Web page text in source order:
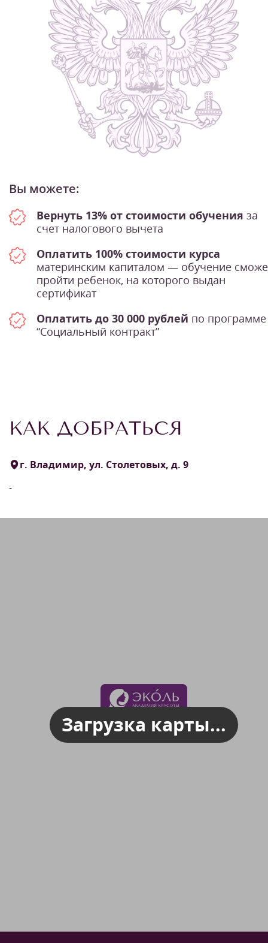
Вы можете:
Вернуть 13% от стоимости обучения за
счет налогового вычета
Оплатить 100% стоимости курса
материнским капиталом — обучение
пройти ребенок, на которого выдан
сертификат
Оплатить до 30 000 рублей по программе
“Социальный контракт”
КАК ДОБРАТЬСЯ
г. Владимир, ул. Столетовых, д. 9
-
Загрузка карты...